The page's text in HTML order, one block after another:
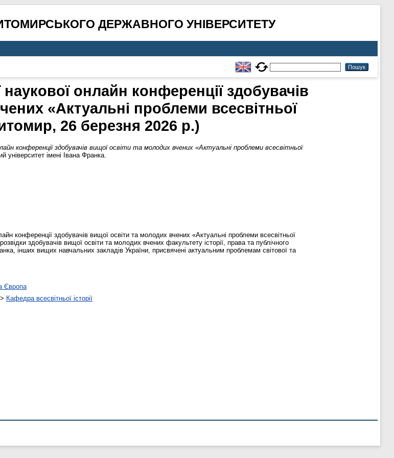
ДЕРЖАВНОГО УНІВЕРСИТЕТУ
онлайн конференції здобувачів
«Актуальні проблеми всесвітньої
26 березня 2026 р.)
конференції здобувачів вищої освіти та молодих вчених «Актуальні проблеми всесвітньої
імені Івана Франка.
конференції здобувачів вищої освіти та молодих вчених «Актуальні проблеми всесвітньої
здобувачів вищої освіти та молодих вчених факультету історії, права та публічного
інших вищих навчальних закладів України, присвячені актуальним проблемам світової та
Європа
> Кафедра всесвітньої історії